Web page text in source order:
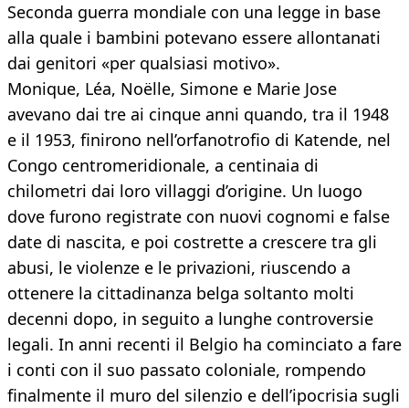
Seconda guerra mondiale con una legge in base
alla quale i bambini potevano essere allontanati
dai genitori «per qualsiasi motivo».
Monique, Léa, Noëlle, Simone e Marie Jose
avevano dai tre ai cinque anni quando, tra il 1948
e il 1953, finirono nell’orfanotrofio di Katende, nel
Congo centromeridionale, a centinaia di
chilometri dai loro villaggi d’origine. Un luogo
dove furono registrate con nuovi cognomi e false
date di nascita, e poi costrette a crescere tra gli
abusi, le violenze e le privazioni, riuscendo a
ottenere la cittadinanza belga soltanto molti
decenni dopo, in seguito a lunghe controversie
legali. In anni recenti il Belgio ha cominciato a fare
i conti con il suo passato coloniale, rompendo
finalmente il muro del silenzio e dell’ipocrisia sugli